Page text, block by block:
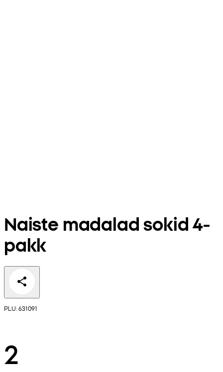
Naiste madalad sokid 4-
pakk
PLU: 631091
2